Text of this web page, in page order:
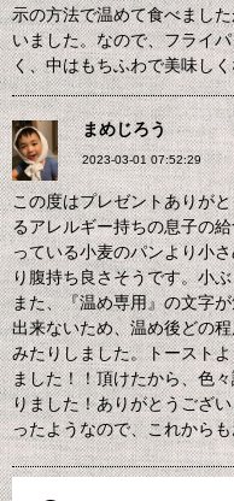
示の方法で温めて食べまし
いました。なので、フライ
く、中はもちふわで美味し
まめじろう
2023-03-01 07:52:29
この度はプレゼントありが
るアレルギー持ちの息子の
っている小麦のパンより小
り腹持ち良さそうです。小
また、『温め専用』の文字
出来ないため、温め後どの
みたりしました。トースト
ました！！頂けたから、色
りました！ありがとうござ
ったようなので、これから